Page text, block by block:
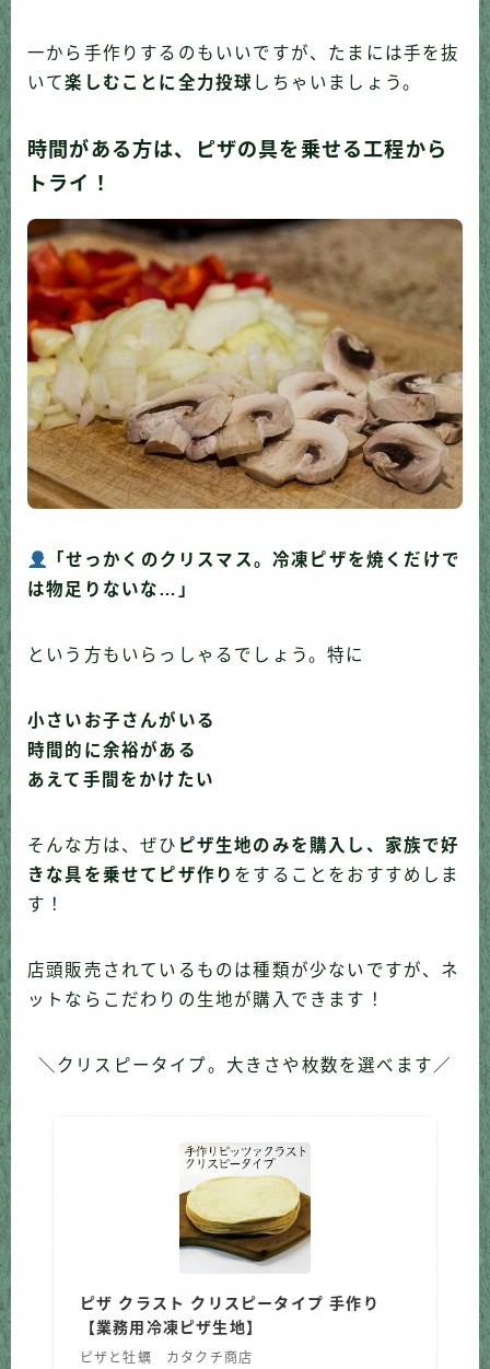
一から手作りするのもいいですが、たまには手を抜
いて楽しむことに全力投球 しちゃいましょう。
時間がある方は、ピザの具を乗せる工程から
トライ！
「せっかくのクリスマス。冷凍ピザを焼くだけで
は物足りないな…」
という方もいらっしゃるでしょう。特に
小さいお子さんがいる
時間的に余裕がある
あえて手間をかけたい
そんな方は、ぜひ ピザ生地のみを購入し、家族で好
きな具を乗せてピザ作り をすることをおすすめしま
す！
店頭販売されているものは種類が少ないですが、ネ
ットならこだわりの生地が購入できます！
＼クリスピータイプ。大きさや枚数を選べます／
ピザ クラスト クリスピータイプ 手作り
【業務用冷凍ピザ生地】
ピザと牡蠣 カタクチ商店